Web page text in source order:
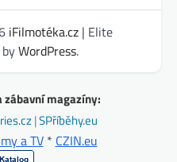
iFilmotéka.cz | Elite
WordPress.
magazíny:
|SPříběhy.eu
a TV* CZIN.eu